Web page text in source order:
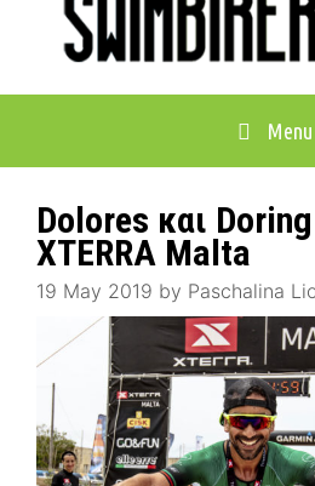
Menu
Dolores και
XTERRA Malta
19 May 2019 by Paschalina